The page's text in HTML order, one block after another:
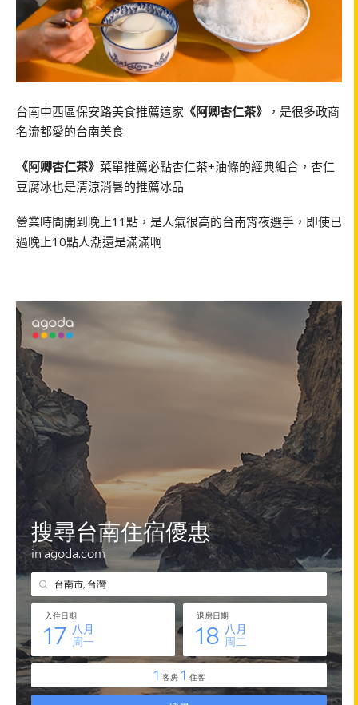
台南中西區保安路美食推薦這家 《阿卿杏仁茶》
，是很多政商
名流都愛的台南美食
《阿卿杏仁茶》 菜單推薦必點杏仁茶+油條的經典組合，杏仁
豆腐冰也是清涼消暑的推薦冰品
營業時間開到晚上11點，是人氣很高的台南宵夜選手，即使已
過晚上10點人潮還是滿滿啊